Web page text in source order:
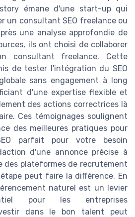
émane d'une start-up qui
un consultant SEO freelance ou
une analyse approfondie de
ils ont choisi de collaborer
consultant freelance. Cette
de tester l'intégration du SEO
sans engagement à long
d'une expertise flexible et
des actions correctrices là
Ces témoignages soulignent
des meilleures pratiques pour
parfait pour votre besoin
d'une annonce précise à
des plateformes de recrutement
peut faire la différence. En
naturel est un levier
pour les entreprises
dans le bon talent peut